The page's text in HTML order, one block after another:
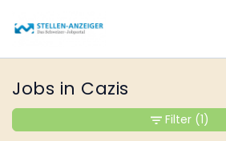
Jobs in Cazis
Filter (1)